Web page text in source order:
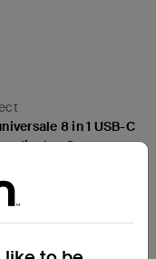
8 in 1 USB-C
display Core